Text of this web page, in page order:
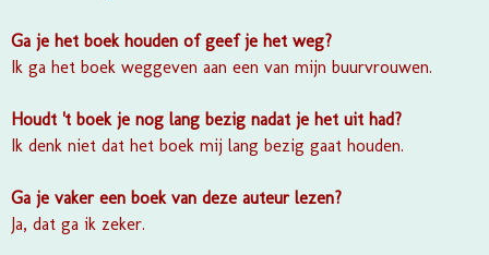
Ga je het boek houden of geef je het weg?
Ik ga het boek weggeven aan een van mijn buurvrouwen.
Houdt 't boek je nog lang bezig nadat je het uit had?
Ik denk niet dat het boek mij lang bezig gaat houden.
Ga je vaker een boek van deze auteur lezen?
Ja, dat ga ik zeker.